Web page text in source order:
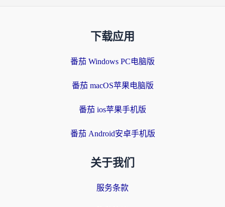
下载应用
番茄 Windows PC电脑版
番茄 macOS苹果电脑版
番茄 ios苹果手机版
番茄 Android安卓手机版
关于我们
服务条款